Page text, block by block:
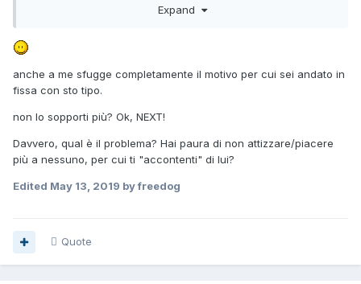
Expand
anche a me sfugge completamente il motivo per cui sei andato in
fissa con sto tipo.
non lo sopporti più? Ok, NEXT!
Davvero, qual è il problema? Hai paura di non attizzare/piacere
più a nessuno, per cui ti "accontenti" di lui?
Edited May 13, 2019 by freedog
Quote